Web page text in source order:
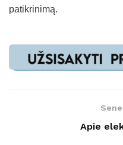
patikrinimą.
Apie